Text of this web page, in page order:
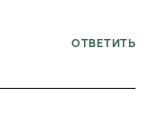
ОТВЕТИТЬ